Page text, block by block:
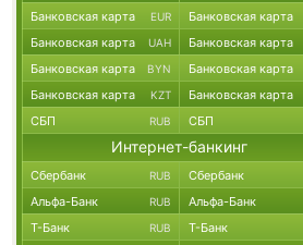
Банковская карта EUR Банковская карта
Банковская карта UAH Банковская карта
Банковская карта BYN Банковская карта
Банковская карта KZT Банковская карта
СБП RUB СБП
Интернет-банкинг
Сбербанк RUB Сбербанк
Альфа-Банк RUB Альфа-Банк
Т-Банк RUB Т-Банк